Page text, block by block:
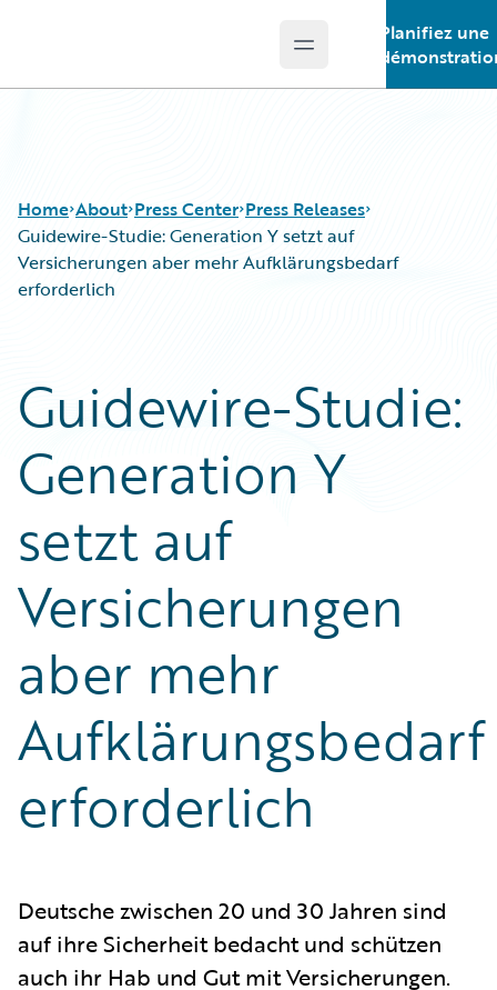
Open main menu
Planifiez une
Home About Press Center Press Releases
Guidewire-Studie: Generation Y setzt auf
Versicherungen aber mehr Aufklärungsbedarf
erforderlich
Guidewire-Studie:
Generation Y
setzt auf
Versicherungen
aber mehr
Aufklärungsbedarf
erforderlich
Deutsche zwischen 20 und 30 Jahren sind
auf ihre Sicherheit bedacht und schützen
auch ihr Hab und Gut mit Versicherungen.